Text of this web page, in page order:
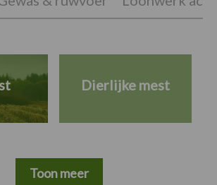
Dierlijke mest
Toon meer